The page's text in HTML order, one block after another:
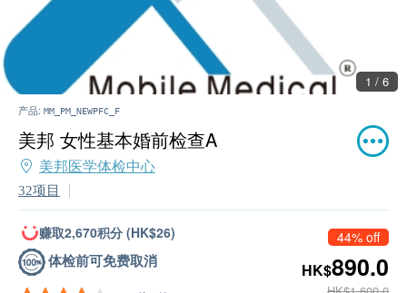
1 / 6
产品: MM_PM_NEWPFC_F
美邦 女性基本婚前检查A
美邦医学体检中心
32项目
赚取2,670积分 (HK$26)
体检前可免费取消
44% off
HK$890.0